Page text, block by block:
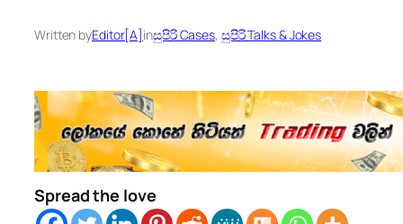
Written byEditor[A]inසුපිරි Cases, සුපිරි Talks & Jokes
Spread the love